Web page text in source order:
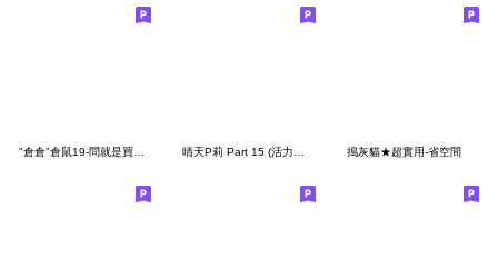
"倉倉"倉鼠19-問就是買！(購物篇) 晴天P莉 Part 15 (活力正向篇) 搗灰貓★超實用-省空間